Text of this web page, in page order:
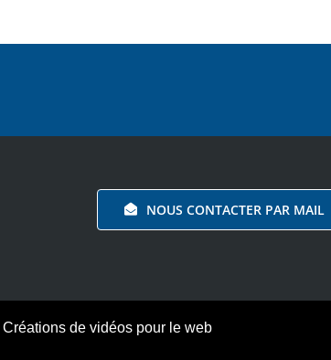
NOUS CONTACTER PAR MAIL
Créations de vidéos pour le web